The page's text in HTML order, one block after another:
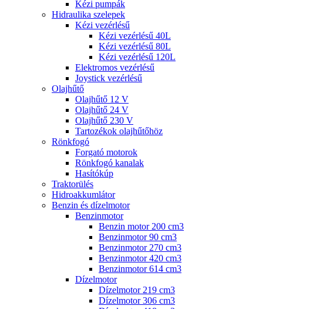
Kézi pumpák
Hidraulika szelepek
Kézi vezérlésű
Kézi vezérlésű 40L
Kézi vezérlésű 80L
Kézi vezérlésű 120L
Elektromos vezérlésű
Joystick vezérlésű
Olajhűtő
Olajhűtő 12 V
Olajhűtő 24 V
Olajhűtő 230 V
Tartozékok olajhűtőhöz
Rönkfogó
Forgató motorok
Rönkfogó kanalak
Hasítókúp
Traktorülés
Hidroakkumlátor
Benzin és dízelmotor
Benzinmotor
Benzin motor 200 cm3
Benzinmotor 90 cm3
Benzinmotor 270 cm3
Benzinmotor 420 cm3
Benzinmotor 614 cm3
Dízelmotor
Dízelmotor 219 cm3
Dízelmotor 306 cm3